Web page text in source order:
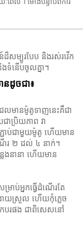
សម្បូរបែប និងរស់រវើក
ទំនើបចូលគ្នា។
ដូចជា៖
ែលមានម៉ូតូទាញនេះគឺជា
ាប្រិយភាព វា
ាប់ជាមួយម៉ូតូ ហើយមាន
ើរ ២ ដល់ ៤ នាក់។
ែងនានា ហើយមាន
រាប់អ្នកធ្វើដំណើរតែ
ាយស្រួល ហើយកុំភ្លេច
ើកបរផង ជាពិសេសនៅ